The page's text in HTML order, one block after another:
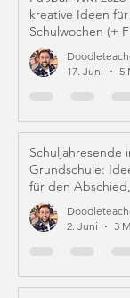
kreative Ideen
Schulwochen (+
17. Juni
5
Schuljahresende
Grundschule:
für den
Schulwochen und
2. Juni
3